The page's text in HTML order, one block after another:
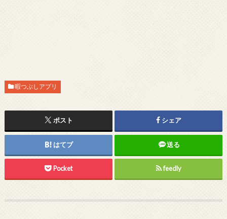
暇つぶしアプリ
ポスト シェア
はてブ 送る
Pocket feedly